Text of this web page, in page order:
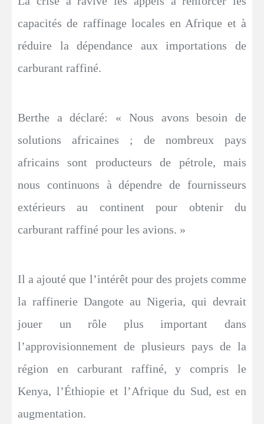
capacités de raffinage locales en Afrique et à
réduire la dépendance aux importations de
carburant raffiné.
Berthe a déclaré: « Nous avons besoin de
solutions africaines ; de nombreux pays
africains sont producteurs de pétrole, mais
nous continuons à dépendre de fournisseurs
extérieurs au continent pour obtenir du
carburant raffiné pour les avions. »
Il a ajouté que l’intérêt pour des projets comme
la raffinerie Dangote au Nigeria, qui devrait
jouer un rôle plus important dans
l’approvisionnement de plusieurs pays de la
région en carburant raffiné, y compris le
Kenya, l’Éthiopie et l’Afrique du Sud, est en
augmentation.